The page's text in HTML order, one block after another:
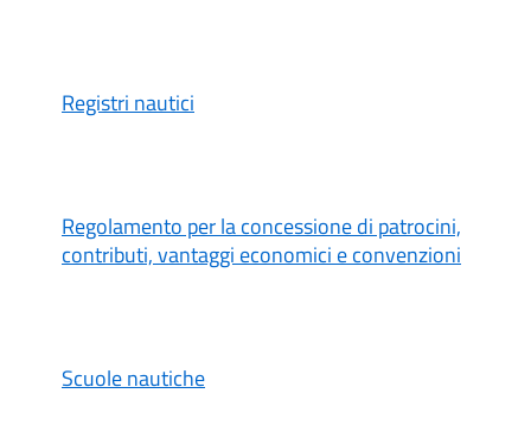
Registri nautici
Regolamento per la concessione di patrocini,
contributi, vantaggi economici e convenzioni
Scuole nautiche